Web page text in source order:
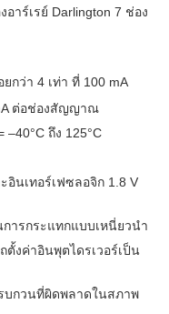
าร์เรย์ Darlington 7 ช่อง
กว่า 4 เท่า ที่ 100 mA
ต่อช่องสัญญาณ
ถึง 125°C
อินเทอร์เฟซลอจิก 1.8 V
ารกระแทกแบบเหนี่ยวนำ
งค่าอินพุตไดรเวอร์เป็น
กวนที่ผิดพลาดในสภาพ